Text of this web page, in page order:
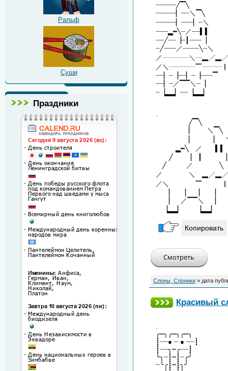
Ральф
Суши
Праздники
┈┈┈┈┈╱▔╲
┈┈┈┈┈▏┈┈＼▔╲
┈┈┈┈┈▏┈┈┈▏┈＼
┈┈┈▂━╲┈／┈┈▍▍
┈┈╱┈┈▕┈┃┈┈┈▕
┈╱┈┈┈／┈┈┈┈╲┈＼
／┈┈┈┈＼┈▂╱▂╱
／＼
┈┈▏┈▕┈┈▏┈▕┈┈┈▔
┈┈▏┈／▔▔＼┈▕
┈▕▂▂▏┈┈▕▂▂▏
.
╱▔╲
▏ ＼▔╲
▏ ▏
▂━╲ ／ ▍▍
╱ ▕ ┃ ▕
╱ ／ ╲
／ ＼ ▂╱▂╱
／＼ ▔ ▏
▏ ／▔▔＼ ▕
▕▂▂▏ ▕▂▂▏
Копировать
Слоны, Слоники » дата
Красивый
╭┉╮╭┉╮╭┉╮
┋┈┈● ┈ ● ┈┈┋
┋┈┈╮┉╭┈┈┋
╰╮┈┋┉┋┈╭╯
┈╰╭┋┉┋╮╯